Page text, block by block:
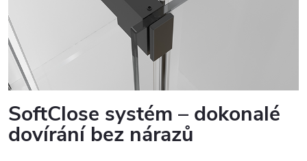
SoftClose systém – dokonalé
dovírání bez nárazů